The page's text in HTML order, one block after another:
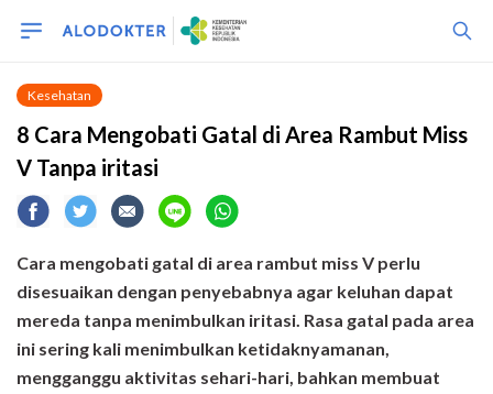
Kesehatan
8 Cara Mengobati Gatal di Area Rambut Miss
V Tanpa iritasi
Cara mengobati gatal di area rambut miss V perlu
disesuaikan dengan penyebabnya agar keluhan dapat
mereda tanpa menimbulkan iritasi. Rasa gatal pada area
ini sering kali menimbulkan ketidaknyamanan,
mengganggu aktivitas sehari-hari, bahkan membuat